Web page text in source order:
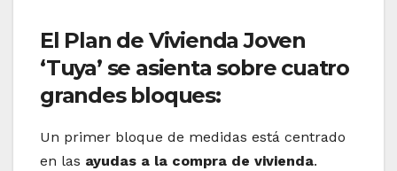
El Plan de Vivienda Joven
‘Tuya’ se asienta sobre cuatro
grandes bloques:
Un primer bloque de medidas está centrado
en las ayudas a la compra de vivienda.